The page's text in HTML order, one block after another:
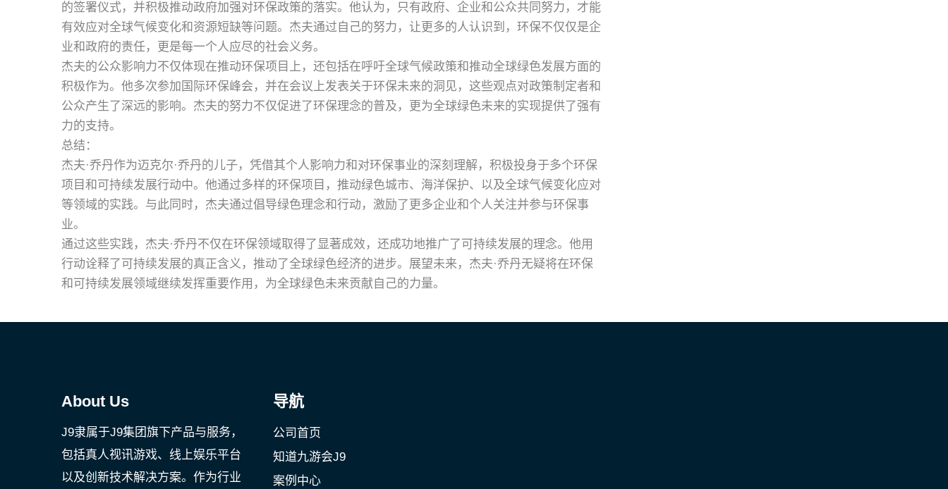
的签署仪式，并积极推动政府加强对环保政策的落实。他认为，只有政府、企业和公众共同努力，才能
有效应对全球气候变化和资源短缺等问题。杰夫通过自己的努力，让更多的人认识到，环保不仅仅是企
业和政府的责任，更是每一个人应尽的社会义务。
杰夫的公众影响力不仅体现在推动环保项目上，还包括在呼吁全球气候政策和推动全球绿色发展方面的
积极作为。他多次参加国际环保峰会，并在会议上发表关于环保未来的洞见，这些观点对政策制定者和
公众产生了深远的影响。杰夫的努力不仅促进了环保理念的普及，更为全球绿色未来的实现提供了强有
力的支持。
总结：
杰夫·乔丹作为迈克尔·乔丹的儿子，凭借其个人影响力和对环保事业的深刻理解，积极投身于多个环保
项目和可持续发展行动中。他通过多样的环保项目，推动绿色城市、海洋保护、以及全球气候变化应对
等领域的实践。与此同时，杰夫通过倡导绿色理念和行动，激励了更多企业和个人关注并参与环保事
业。
通过这些实践，杰夫·乔丹不仅在环保领域取得了显著成效，还成功地推广了可持续发展的理念。他用
行动诠释了可持续发展的真正含义，推动了全球绿色经济的进步。展望未来，杰夫·乔丹无疑将在环保
和可持续发展领域继续发挥重要作用，为全球绿色未来贡献自己的力量。
About Us
J9隶属于J9集团旗下产品与服务，
包括真人视讯游戏、线上娱乐平台
以及创新技术解决方案。作为行业
导航
公司首页
知道九游会J9
案例中心